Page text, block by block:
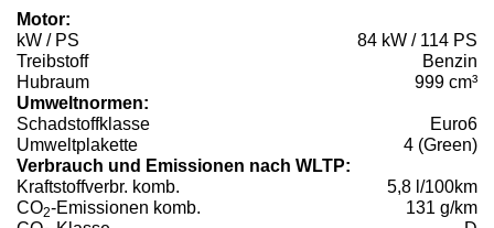
Motor:
kW / PS
84 kW / 114 PS
Treibstoff
Benzin
Hubraum
999 cm³
Umweltnormen:
Schadstoffklasse
Euro6
Umweltplakette
4 (Green)
Verbrauch und Emissionen nach WLTP:
Kraftstoffverbr. komb.
5,8 l/100km
CO2-Emissionen komb.
131 g/km